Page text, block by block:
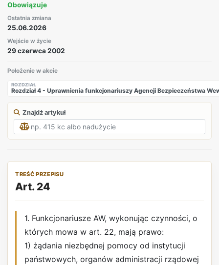
Obowiązuje
Ostatnia zmiana
25.06.2026
Wejście w życie
29 czerwca 2002
Położenie w akcie
ROZDZIAŁ
Rozdział 4 - Uprawnienia funkcjonariuszy Agencji Bezpieczeństwa
Znajdź artykuł
TREŚĆ PRZEPISU
Art. 24
1. Funkcjonariusze AW, wykonując czynności, o
których mowa w art. 22, mają prawo:
1) żądania niezbędnej pomocy od instytucji
państwowych, organów administracji rządowej